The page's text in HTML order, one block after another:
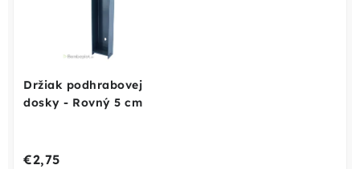
Držiak podhrabovej
dosky - Rovný 5 cm
€2,75